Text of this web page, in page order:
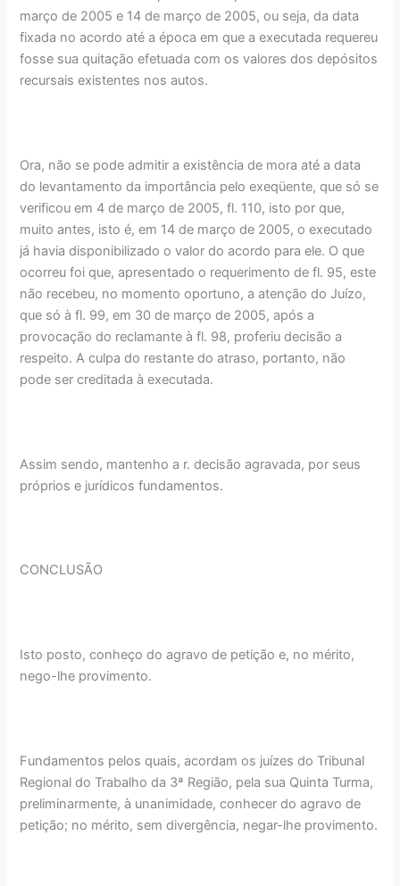
março de 2005 e 14 de março de 2005, ou seja, da data
fixada no acordo até a época em que a executada requereu
fosse sua quitação efetuada com os valores dos depósitos
recursais existentes nos autos.
Ora, não se pode admitir a existência de mora até a data
do levantamento da importância pelo exeqüente, que só se
verificou em 4 de março de 2005, fl. 110, isto por que,
muito antes, isto é, em 14 de março de 2005, o executado
já havia disponibilizado o valor do acordo para ele. O que
ocorreu foi que, apresentado o requerimento de fl. 95, este
não recebeu, no momento oportuno, a atenção do Juízo,
que só à fl. 99, em 30 de março de 2005, após a
provocação do reclamante à fl. 98, proferiu decisão a
respeito. A culpa do restante do atraso, portanto, não
pode ser creditada à executada.
Assim sendo, mantenho a r. decisão agravada, por seus
próprios e jurídicos fundamentos.
CONCLUSÃO
Isto posto, conheço do agravo de petição e, no mérito,
nego-lhe provimento.
Fundamentos pelos quais, acordam os juízes do Tribunal
Regional do Trabalho da 3ª Região, pela sua Quinta Turma,
preliminarmente, à unanimidade, conhecer do agravo de
petição; no mérito, sem divergência, negar-lhe provimento.